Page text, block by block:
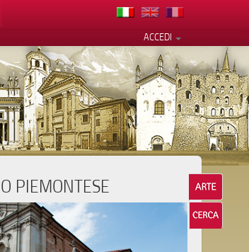
ACCEDI
PIEMONTESE